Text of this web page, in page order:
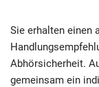
Sie erhalten einen
Abhörsicherheit.
gemeinsam ein